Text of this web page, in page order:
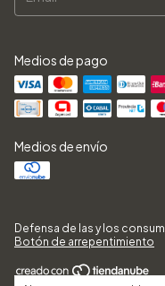
Medios de pago
Medios de envío
Defensa de las y los
Botón de arrepentimiento